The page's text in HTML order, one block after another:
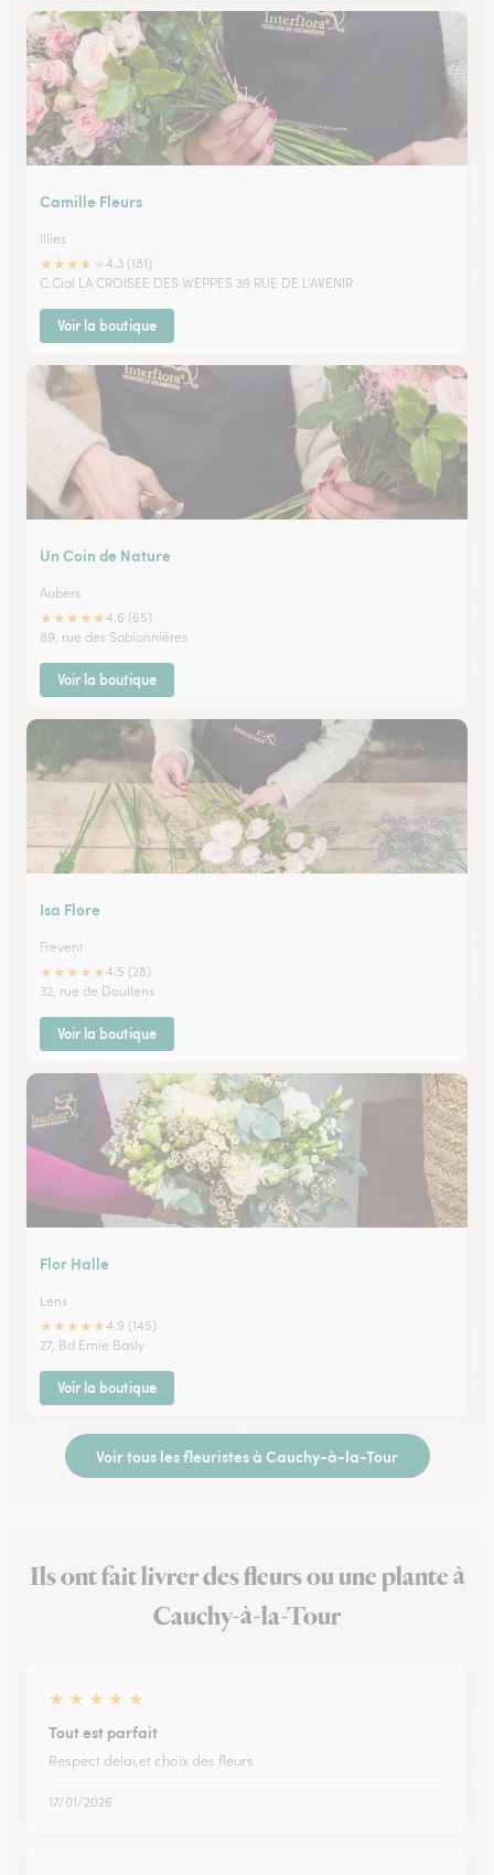
Camille Fleurs
Illies
★★★★
4.3 (181)
C.Cial LA CROISEE DES WEPPES 39 RUE DE L'AVENIR
Voir la boutique
Un Coin de Nature
Aubers
★★★★★4.6 (65)
89, rue des Sablonnières
Voir la boutique
Isa Flore
Frevent
★★★★★4.5 (28)
32, rue de Doullens
Voir la boutique
Flor Halle
Lens
★★★★★4.9 (145)
27, Bd Emie Basly
Voir la boutique
Voir tous les fleuristes à Cauchy-à-la-Tour
Ils ont fait livrer des fleurs ou une plante à
Cauchy-à-la-Tour
★ ★ ★ ★ ★
Tout est parfait
Respect delai,et choix des fleurs
17/01/2026